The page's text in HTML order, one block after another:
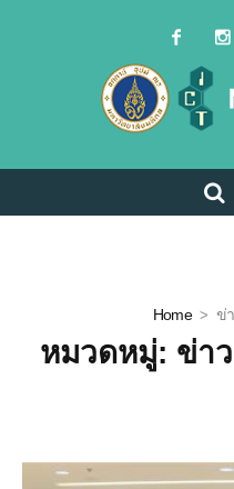
Home ข่
หมวดหมู่: ข่า